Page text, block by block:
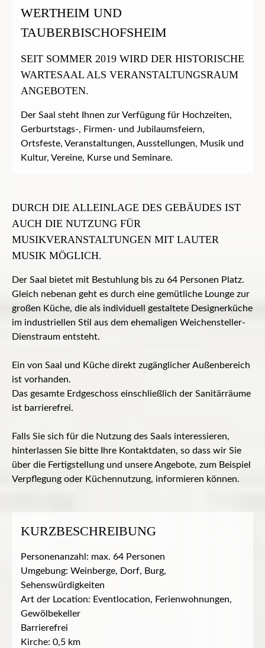
WERTHEIM UND
TAUBERBISCHOFSHEIM
SEIT SOMMER 2019 WIRD DER HISTORISCHE
WARTESAAL ALS VERANSTALTUNGSRAUM
ANGEBOTEN.
Der Saal steht Ihnen zur Verfügung für Hochzeiten,
Gerburtstags-, Firmen- und Jubilaumsfeiern,
Ortsfeste, Veranstaltungen, Ausstellungen, Musik und
Kultur, Vereine, Kurse und Seminare.
DURCH DIE ALLEINLAGE DES GEBÄUDES IST
AUCH DIE NUTZUNG FÜR
MUSIKVERANSTALTUNGEN MIT LAUTER
MUSIK MÖGLICH.
Der Saal bietet mit Bestuhlung bis zu 64 Personen Platz.
Gleich nebenan geht es durch eine gemütliche Lounge zur
großen Küche, die als individuell gestaltete Designerküche
im industriellen Stil aus dem ehemaligen Weichensteller-
Dienstraum entsteht.
Ein von Saal und Küche direkt zugänglicher Außenbereich
ist vorhanden.
Das gesamte Erdgeschoss einschließlich der Sanitärräume
ist barrierefrei.
Falls Sie sich für die Nutzung des Saals interessieren,
hinterlassen Sie bitte Ihre Kontaktdaten, so dass wir Sie
über die Fertigstellung und unsere Angebote, zum Beispiel
Verpflegung oder Küchennutzung, informieren können.
KURZBESCHREIBUNG
Personenanzahl: max. 64 Personen
Umgebung: Weinberge, Dorf, Burg,
Sehenswürdigkeiten
Art der Location: Eventlocation, Ferienwohnungen,
Gewölbekeller
Barrierefrei
Kirche: 0,5 km